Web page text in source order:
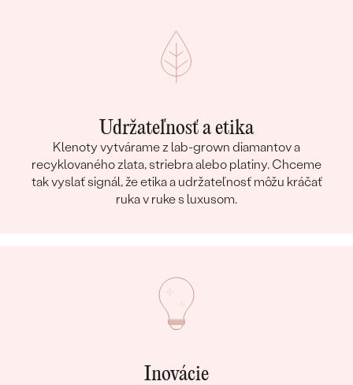
Udržateľnosť a etika
Klenoty vytvárame z lab-grown diamantov a
recyklovaného zlata, striebra alebo platiny. Chceme
tak vyslať signál, že etika a udržateľnosť môžu kráčať
ruka v ruke s luxusom.
Inovácie